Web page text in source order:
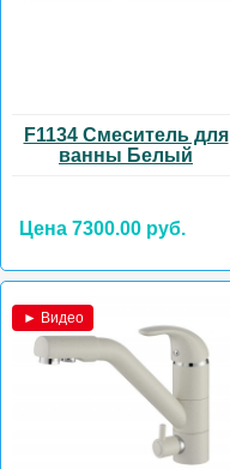
F1134 Смеситель для
ванны Белый
Цена 7300.00 руб.
► Видео